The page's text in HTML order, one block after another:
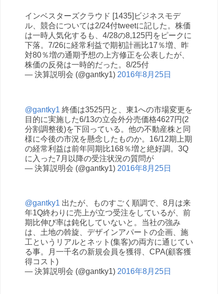
インベスターズクラウド [1435]ビジネスモデ
ル、競合については2/24付tweetに記した。株価
は一時人気化するも、4/28の8,125円をピークに
下落。7/26に経常利益で期初計画比17％増、昨
対80％増の通期予想の上方修正を公表したが、
株価の反発は一時的だった。8/25付
— 決算説明会 (@gantky1) 2016年8月25日
@gantky1 終価は3525円と、東1への市場変更を
目的に実施した6/13の立会外分売価格4627円(2
分割調整後)を下回っている。他の不動産株と同
様に今後の市況を懸念したものか。16/12期上期
の経常利益は前年同期比168％増と絶好調。3Q
に入った7月以降の受注状況の質問が
— 決算説明会 (@gantky1) 2016年8月25日
@gantky1 出たが、ものすごく順調で、8月は来
年1Q終わりに売上が立つ受注をしているが、前
期比伸び率は鈍化していないと。当社の強み
は、土地の斡旋、デザインアパートの企画、施
工というリアルとネット(集客)の両方に通じてい
る事。月一千名の新規会員を獲得、CPA(顧客獲
得コスト)
— 決算説明会 (@gantky1) 2016年8月25日